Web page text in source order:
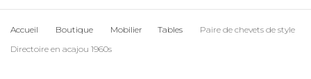
Accueil Boutique Mobilier Tables
Paire de chevets de style
Directoire en acajou 1960s